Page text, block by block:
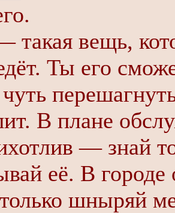
такая вещь,
Ты его
В плане
— знай
её. В
шныряй